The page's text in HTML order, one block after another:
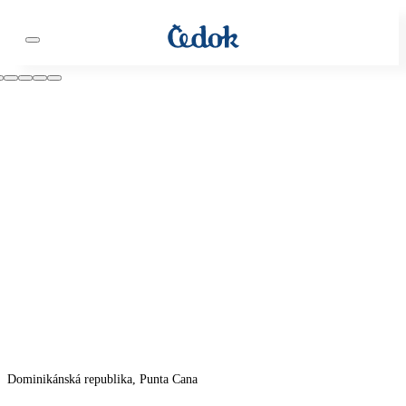
Dominikánská republika, Punta Cana